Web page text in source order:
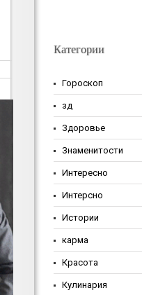
Категории
Гороскоп
зд
Здоровье
Знаменитости
Интересно
Интерсно
Истории
карма
Красота
Кулинария